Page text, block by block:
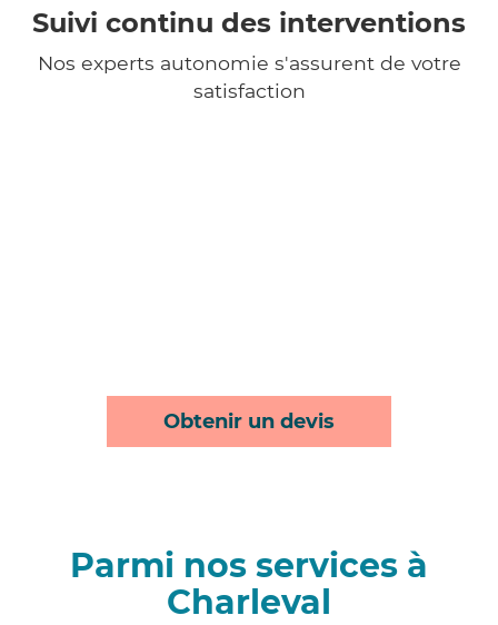
Suivi continu des interventions
Nos experts autonomie s'assurent de votre
satisfaction
Obtenir un devis
Parmi nos services à
Charleval